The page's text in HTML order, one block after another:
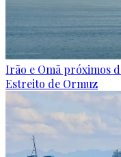
Irão e Omã próximos
Estreito de Ormuz